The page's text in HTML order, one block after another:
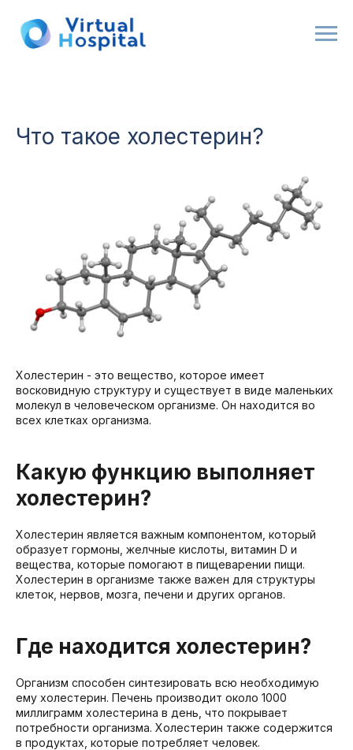
Что такое холестерин?
Холестерин - это вещество, которое имеет
восковидную структуру и существует в виде маленьких
молекул в человеческом организме. Он находится во
всех клетках организма.
Какую функцию выполняет
холестерин?
Холестерин является важным компонентом, который
образует гормоны, желчные кислоты, витамин D и
вещества, которые помогают в пищеварении пищи.
Холестерин в организме также важен для структуры
клеток, нервов, мозга, печени и других органов.
Где находится холестерин?
Организм способен синтезировать всю необходимую
ему холестерин. Печень производит около 1000
миллиграмм холестерина в день, что покрывает
потребности организма. Холестерин также содержится
в продуктах, которые потребляет человек.